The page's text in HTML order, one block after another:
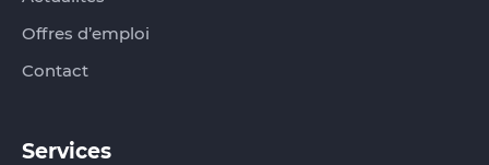
Offres d’emploi
Contact
Services